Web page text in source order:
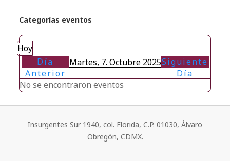
Categorías eventos
Hoy
Día
Anterior
Martes, 7. Octubre 2025Siguiente
Día
No se encontraron eventos
Insurgentes Sur 1940, col. Florida, C.P. 01030, Álvaro
Obregón, CDMX.